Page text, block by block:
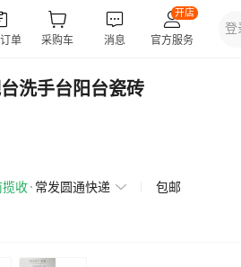
洗手台阳台瓷砖
收 常发圆通快递 包邮